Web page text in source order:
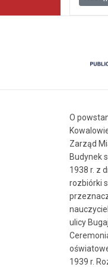
O
Zarząd
Budynek
1938 r. z
rozbiórki
ulicy
1939 r.